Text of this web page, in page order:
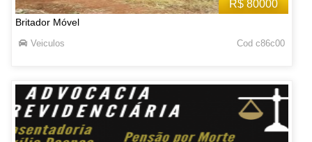
R$ 80000
Britador Móvel
Veiculos Cod c86c00